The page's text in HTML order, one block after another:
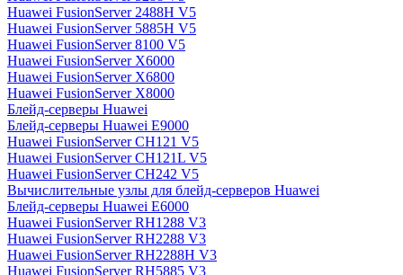
Huawei FusionServer 2488H V5
Huawei FusionServer 5885H V5
Huawei FusionServer 8100 V5
Huawei FusionServer X6000
Huawei FusionServer X6800
Huawei FusionServer X8000
Блейд-серверы Huawei
Блейд-серверы Huawei E9000
Huawei FusionServer CH121 V5
Huawei FusionServer CH121L V5
Huawei FusionServer CH242 V5
Вычислительные узлы для блейд-серверов Huawei
Блейд-серверы Huawei E6000
Huawei FusionServer RH1288 V3
Huawei FusionServer RH2288 V3
Huawei FusionServer RH2288H V3
Huawei FusionServer RH5885 V3